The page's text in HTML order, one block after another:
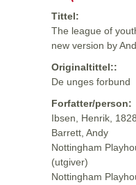
Tittel:
The league of
new version by
Originaltittel::
De unges forbund
Forfatter/person:
Ibsen, Henrik,
Barrett, Andy
Nottingham
(utgiver)
Nottingham